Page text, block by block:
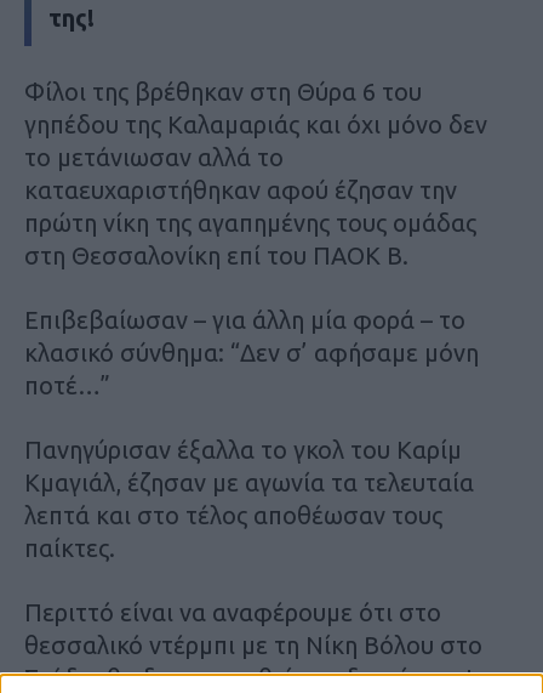
της!
Φίλοι της βρέθηκαν στη Θύρα 6 του
γηπέδου της Καλαμαριάς και όχι μόνο δεν
το μετάνιωσαν αλλά το
καταευχαριστήθηκαν αφού έζησαν την
πρώτη νίκη της αγαπημένης τους ομάδας
στη Θεσσαλονίκη επί του ΠΑΟΚ Β.
Επιβεβαίωσαν – για άλλη μία φορά – το
κλασικό σύνθημα: “Δεν σ’ αφήσαμε μόνη
ποτέ…”
Πανηγύρισαν έξαλλα το γκολ του Καρίμ
Κμαγιάλ, έζησαν με αγωνία τα τελευταία
λεπτά και στο τέλος αποθέωσαν τους
παίκτες.
Περιττό είναι να αναφέρουμε ότι στο
θεσσαλικό ντέρμπι με τη Νίκη Βόλου στο
Στάδιο θα δημιουργηθεί το αδιαχώρητο!